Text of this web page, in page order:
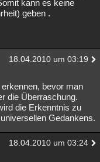
kann es keine
geben .
18.04.2010 um 03:19
bevor man
die Überraschung.
die Erkenntnis zu
Gedankens.
18.04.2010 um 03:24